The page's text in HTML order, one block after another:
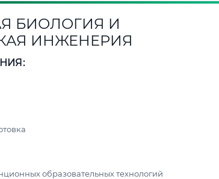
БИОЛОГИЯ И
ИНЖЕНЕРИЯ
образовательных технологий